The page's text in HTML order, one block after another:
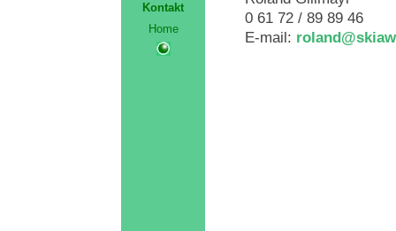
Kontakt
Home
0 61 72 / 89 89 46
E-mail: